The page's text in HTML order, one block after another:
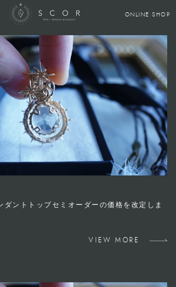
ONLINE SHOP
ントトップセミオーダーの価格を改定しま
VIEW MORE